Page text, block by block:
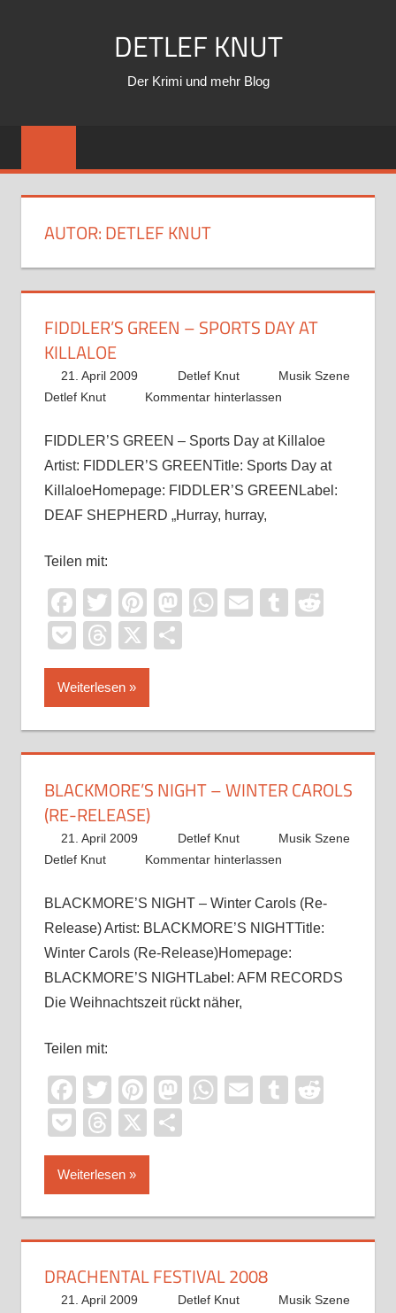
DETLEF KNUT
Der Krimi und mehr Blog
AUTOR:DETLEF KNUT
FIDDLER’S GREEN – SPORTS DAY AT
KILLALOE
21. April 2009 Detlef Knut
Musik Szene
Detlef Knut
Kommentar hinterlassen
FIDDLER’S GREEN – Sports Day at Killaloe
Artist: FIDDLER’S GREENTitle: Sports Day at
KillaloeHomepage: FIDDLER’S GREENLabel:
DEAF SHEPHERD „Hurray, hurray,
Teilen mit:
Facebook
TwitterPinterest
Mastodon
WhatsApp
EmailTumblr
PocketThreads
X
Weiterlesen
BLACKMORE’S NIGHT – WINTER CAROLS
(RE-RELEASE)
21. April 2009 Detlef Knut
Musik Szene
Detlef Knut
Kommentar hinterlassen
BLACKMORE’S NIGHT – Winter Carols (Re-
Release) Artist: BLACKMORE’S NIGHTTitle:
Winter Carols (Re-Release)Homepage:
BLACKMORE’S NIGHTLabel: AFM RECORDS
Die Weihnachtszeit rückt näher,
Teilen mit:
Facebook
TwitterPinterest
Mastodon
WhatsApp
EmailTumblr
PocketThreads
X
Weiterlesen
DRACHENTAL FESTIVAL 2008
21. April 2009 Detlef Knut
Musik Szene